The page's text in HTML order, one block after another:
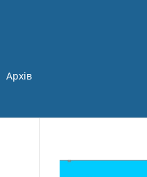
Архів